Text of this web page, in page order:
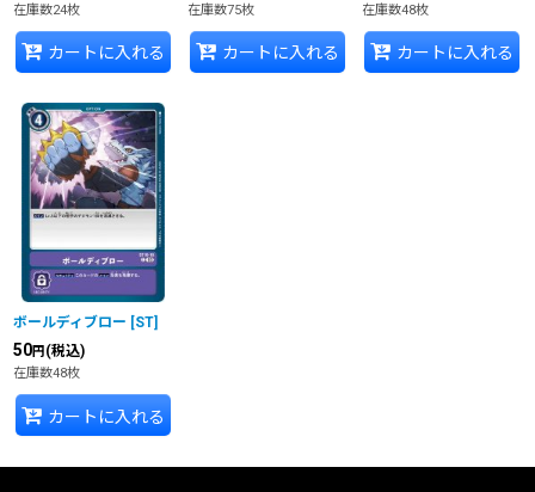
在庫数24枚
カートに入れる
在庫数75枚
カートに入れる
在庫数48枚
カートに入れる
ボールディブロー [ST]
50円 (税込)
在庫数48枚
カートに入れる